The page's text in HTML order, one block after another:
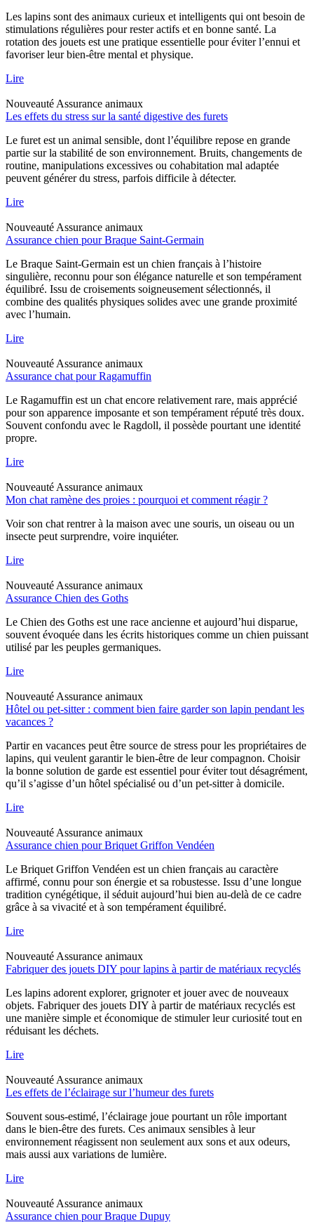
Les lapins sont des animaux curieux et intelligents qui ont besoin de
stimulations régulières pour rester actifs et en bonne santé. La
rotation des jouets est une pratique essentielle pour éviter l’ennui et
favoriser leur bien-être mental et physique.
Lire
Nouveauté Assurance animaux
Les effets du stress sur la santé digestive des furets
Le furet est un animal sensible, dont l’équilibre repose en grande
partie sur la stabilité de son environnement. Bruits, changements de
routine, manipulations excessives ou cohabitation mal adaptée
peuvent générer du stress, parfois difficile à détecter.
Lire
Nouveauté Assurance animaux
Assurance chien pour Braque Saint-Germain
Le Braque Saint-Germain est un chien français à l’histoire
singulière, reconnu pour son élégance naturelle et son tempérament
équilibré. Issu de croisements soigneusement sélectionnés, il
combine des qualités physiques solides avec une grande proximité
avec l’humain.
Lire
Nouveauté Assurance animaux
Assurance chat pour Ragamuffin
Le Ragamuffin est un chat encore relativement rare, mais apprécié
pour son apparence imposante et son tempérament réputé très doux.
Souvent confondu avec le Ragdoll, il possède pourtant une identité
propre.
Lire
Nouveauté Assurance animaux
Mon chat ramène des proies : pourquoi et comment réagir ?
Voir son chat rentrer à la maison avec une souris, un oiseau ou un
insecte peut surprendre, voire inquiéter.
Lire
Nouveauté Assurance animaux
Assurance Chien des Goths
Le Chien des Goths est une race ancienne et aujourd’hui disparue,
souvent évoquée dans les écrits historiques comme un chien puissant
utilisé par les peuples germaniques.
Lire
Nouveauté Assurance animaux
Hôtel ou pet-sitter : comment bien faire garder son lapin pendant les
vacances ?
Partir en vacances peut être source de stress pour les propriétaires de
lapins, qui veulent garantir le bien-être de leur compagnon. Choisir
la bonne solution de garde est essentiel pour éviter tout désagrément,
qu’il s’agisse d’un hôtel spécialisé ou d’un pet-sitter à domicile.
Lire
Nouveauté Assurance animaux
Assurance chien pour Briquet Griffon Vendéen
Le Briquet Griffon Vendéen est un chien français au caractère
affirmé, connu pour son énergie et sa robustesse. Issu d’une longue
tradition cynégétique, il séduit aujourd’hui bien au-delà de ce cadre
grâce à sa vivacité et à son tempérament équilibré.
Lire
Nouveauté Assurance animaux
Fabriquer des jouets DIY pour lapins à partir de matériaux recyclés
Les lapins adorent explorer, grignoter et jouer avec de nouveaux
objets. Fabriquer des jouets DIY à partir de matériaux recyclés est
une manière simple et économique de stimuler leur curiosité tout en
réduisant les déchets.
Lire
Nouveauté Assurance animaux
Les effets de l’éclairage sur l’humeur des furets
Souvent sous-estimé, l’éclairage joue pourtant un rôle important
dans le bien-être des furets. Ces animaux sensibles à leur
environnement réagissent non seulement aux sons et aux odeurs,
mais aussi aux variations de lumière.
Lire
Nouveauté Assurance animaux
Assurance chien pour Braque Dupuy